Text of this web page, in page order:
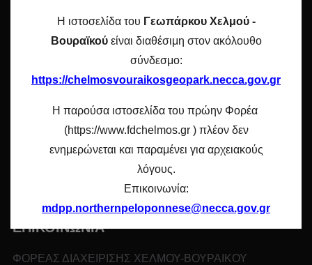
O ΦΟΡΕΑΣ
Φορέα Διαχείρισης Χελμού –
Βουραϊκού»περιλαμβάνει 12 Προστατευόμενες Περιοχές
Ηλείας, Αχαΐας και Κορινθίας περιλαμβάνοντας το Χελμό,
την Κυλλήνη, τον Ερυμάνθο, το Παναχαϊκό, τον Μπαρμπά
και τον Κλωκό, που αποτελούν τους σημαντικότερους
ορεινούς όγκους της Β. Πελοποννήσου.
ΕΠΙΚΟΙΝΩΝΙΑ
ΦΟΡΕΑΣ ΔΙΑΧΕΙΡΙΣΗΣ ΧΕΛΜΟΥ-ΒΟΥΡΑΙΚΟΥ
Η ιστοσελίδα του Γεωπάρκου Χελμού -
Βουραϊκούείναι διαθέσιμη στον ακόλουθο
σύνδεσμο:
https://chelmosvouraikosgeopark.necca.gov.gr
Η παρούσα ιστοσελίδα του πρώην Φορέα
(https://www.fdchelmos.gr ) πλέον δεν
ενημερώνεται και παραμένει για αρχειακούς
λόγους.
Επικοινωνία:
mdpp.northernpeloponnese@necca.gov.gr